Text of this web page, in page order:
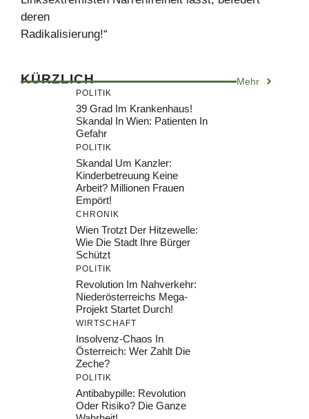
deren
Radikalisierung!“
KÜRZLICH Mehr
POLITIK
39 Grad Im Krankenhaus!
Skandal In Wien: Patienten In
Gefahr
POLITIK
Skandal Um Kanzler:
Kinderbetreuung Keine
Arbeit? Millionen Frauen
Empört!
CHRONIK
Wien Trotzt Der Hitzewelle:
Wie Die Stadt Ihre Bürger
Schützt
POLITIK
Revolution Im Nahverkehr:
Niederösterreichs Mega-
Projekt Startet Durch!
WIRTSCHAFT
Insolvenz-Chaos In
Österreich: Wer Zahlt Die
Zeche?
POLITIK
Antibabypille: Revolution
Oder Risiko? Die Ganze